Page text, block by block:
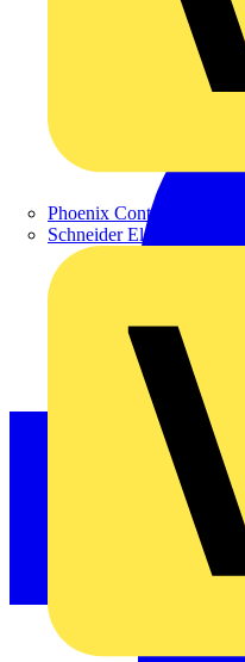
Phoenix Contact
Schneider Electric